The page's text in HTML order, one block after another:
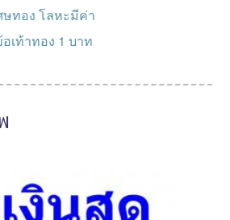
ษทอง โลหะมีค่า
เท้าทอง 1 บาท